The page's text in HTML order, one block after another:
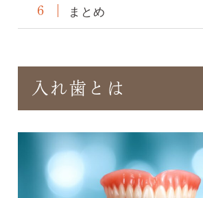
6 まとめ
入れ歯とは